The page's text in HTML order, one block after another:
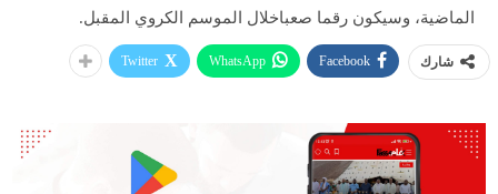
الماضية، وسيكون رقما صعباخلال الموسم الكروي المقبل.
شارك Facebook
WhatsApp
Twitter